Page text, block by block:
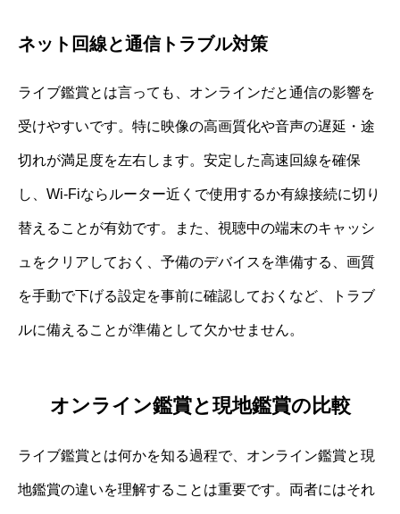
ネット回線と通信トラブル対策
ライブ鑑賞とは言っても、オンラインだと通信の影響を
受けやすいです。特に映像の高画質化や音声の遅延・途
切れが満足度を左右します。安定した高速回線を確保
し、Wi-Fiならルーター近くで使用するか有線接続に切り
替えることが有効です。また、視聴中の端末のキャッシ
ュをクリアしておく、予備のデバイスを準備する、画質
を手動で下げる設定を事前に確認しておくなど、トラブ
ルに備えることが準備として欠かせません。
オンライン鑑賞と現地鑑賞の比較
ライブ鑑賞とは何かを知る過程で、オンライン鑑賞と現
地鑑賞の違いを理解することは重要です。両者にはそれ